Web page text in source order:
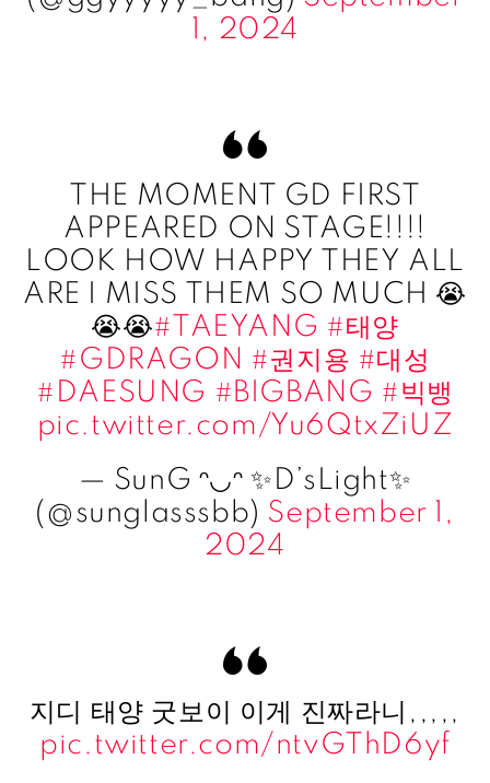
1, 2024
THE MOMENT GD FIRST
APPEARED ON STAGE!!!!
LOOK HOW HAPPY THEY ALL
ARE I MISS THEM SO MUCH 😭
😭😭#TAEYANG #태양
#GDRAGON #권지용 #대성
#DAESUNG #BIGBANG #빅뱅
pic.twitter.com/Yu6QtxZiUZ
— SunG ᵔ◡ᵔ ✨D’sLight✨
(@sunglasssbb) September 1,
2024
지디 태양 굿보이 이게 진짜라니,,,,,
pic.twitter.com/ntvGThD6yf